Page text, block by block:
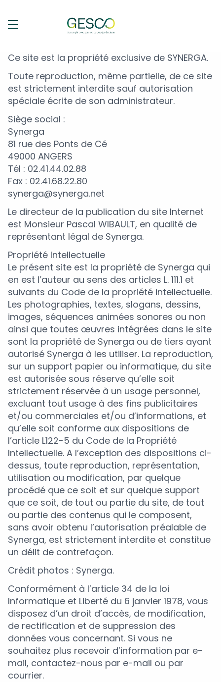
Ce site est la propriété exclusive de SYNERGA.
Toute reproduction, même partielle, de ce site
est strictement interdite sauf autorisation
spéciale écrite de son administrateur.
Siège social :
Synerga
81 rue des Ponts de Cé
49000 ANGERS
Tél : 02.41.44.02.88
Fax : 02.41.68.22.80
synerga@synerga.net
Le directeur de la publication du site Internet
est Monsieur Pascal WIBAULT, en qualité de
représentant légal de Synerga.
Propriété Intellectuelle
Le présent site est la propriété de Synerga qui
en est l’auteur au sens des articles L. 111.1 et
suivants du Code de la propriété intellectuelle.
Les photographies, textes, slogans, dessins,
images, séquences animées sonores ou non
ainsi que toutes œuvres intégrées dans le site
sont la propriété de Synerga ou de tiers ayant
autorisé Synerga à les utiliser. La reproduction,
sur un support papier ou informatique, du site
est autorisée sous réserve qu’elle soit
strictement réservée à un usage personnel,
excluant tout usage à des fins publicitaires
et/ou commerciales et/ou d’informations, et
qu’elle soit conforme aux dispositions de
l’article L122-5 du Code de la Propriété
Intellectuelle. A l’exception des dispositions ci-
dessus, toute reproduction, représentation,
utilisation ou modification, par quelque
procédé que ce soit et sur quelque support
que ce soit, de tout ou partie du site, de tout
ou partie des contenus qui le composent,
sans avoir obtenu l’autorisation préalable de
Synerga, est strictement interdite et constitue
un délit de contrefaçon.
Crédit photos : Synerga.
Conformément à l’article 34 de la loi
Informatique et Liberté du 6 janvier 1978, vous
disposez d’un droit d’accès, de modification,
de rectification et de suppression des
données vous concernant. Si vous ne
souhaitez plus recevoir d’information par e-
mail, contactez-nous par e-mail ou par
courrier.